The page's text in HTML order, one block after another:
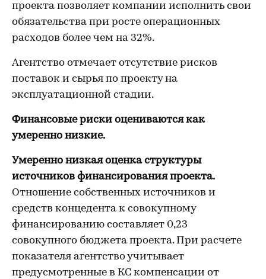
проекта позволяет компании исполнить свои
обязательства при росте операционных
расходов более чем на 32%.
Агентство отмечает отсутствие рисков
поставок и сырья по проекту на
эксплуатационной стадии.
Финансовые риски оцениваются как
умеренно низкие.
Умеренно низкая оценка структуры
источников финансирования проекта.
Отношение собственных источников и
средств концедента к совокупному
финансированию составляет 0,23
совокупного бюджета проекта. При расчете
показателя агентство учитывает
предусмотренные в КС компенсации от